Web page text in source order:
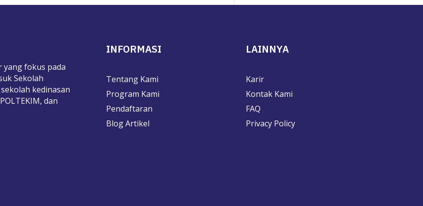
yang fokus pada
Sekolah
kedinasan
dan
INFORMASI
Tentang Kami
Program Kami
Pendaftaran
Blog Artikel
LAINNYA
Karir
Kontak Kami
FAQ
Privacy Policy